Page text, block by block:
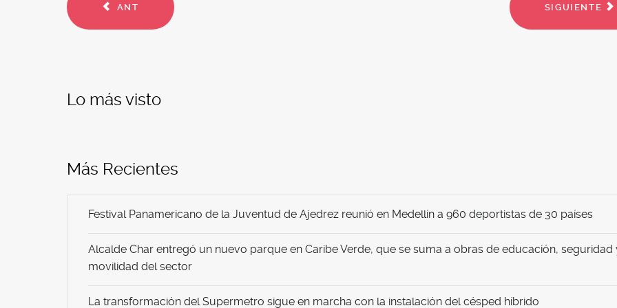
ANT SIGUIENTE
Lo más visto
Más Recientes
Festival Panamericano de la Juventud de Ajedrez reunió en Medellín a 960 deportistas de 30 países
Alcalde Char entregó un nuevo parque en Caribe Verde, que se suma a obras de educación, seguridad
movilidad del sector
La transformación del Supermetro sigue en marcha con la instalación del césped híbrido